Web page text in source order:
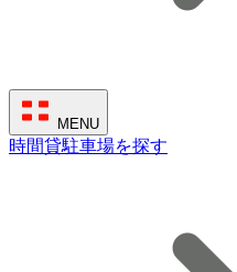
MENU
時間貸駐車場を探す